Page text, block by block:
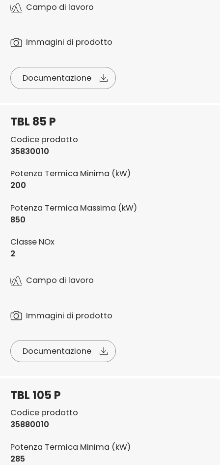
Campo di lavoro
Immagini di prodotto
Documentazione
TBL 85 P
Codice prodotto
35830010
Potenza Termica Minima (kW)
200
Potenza Termica Massima (kW)
850
Classe NOx
2
Campo di lavoro
Immagini di prodotto
Documentazione
TBL 105 P
Codice prodotto
35880010
Potenza Termica Minima (kW)
285